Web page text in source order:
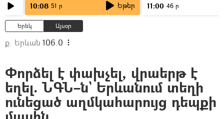
10:08 51 ր Եթեր 11:00 46 ր
Երեկ Այսօր
ք. Երևան 106.0
Փորձել է փախչել, վրաերթ է
եղել. ՆԳՆ–ն` Երևանում տեղի
ունեցած աղմկահարույց դեպքի